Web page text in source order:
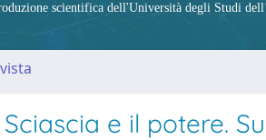
scientifica dell'Università degli Studi
e il potere.